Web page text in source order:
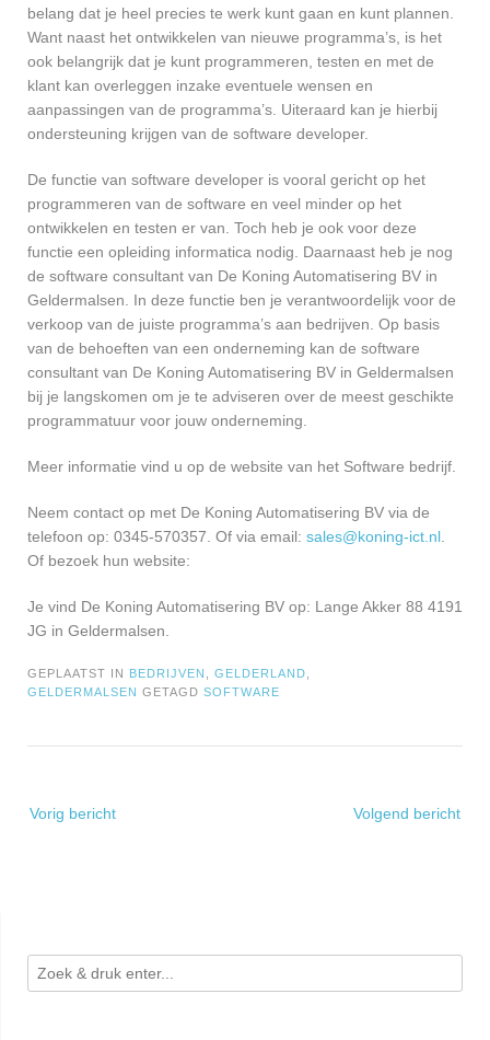
belang dat je heel precies te werk kunt gaan en kunt plannen.
Want naast het ontwikkelen van nieuwe programma’s, is het
ook belangrijk dat je kunt programmeren, testen en met de
klant kan overleggen inzake eventuele wensen en
aanpassingen van de programma’s. Uiteraard kan je hierbij
ondersteuning krijgen van de software developer.
De functie van software developer is vooral gericht op het
programmeren van de software en veel minder op het
ontwikkelen en testen er van. Toch heb je ook voor deze
functie een opleiding informatica nodig. Daarnaast heb je nog
de software consultant van De Koning Automatisering BV in
Geldermalsen. In deze functie ben je verantwoordelijk voor de
verkoop van de juiste programma’s aan bedrijven. Op basis
van de behoeften van een onderneming kan de software
consultant van De Koning Automatisering BV in Geldermalsen
bij je langskomen om je te adviseren over de meest geschikte
programmatuur voor jouw onderneming.
Meer informatie vind u op de website van het Software bedrijf.
Neem contact op met De Koning Automatisering BV via de
telefoon op: 0345-570357. Of via email: sales@koning-ict.nl
Of bezoek hun website:
Je vind De Koning Automatisering BV op: Lange Akker 88 4191
JG in Geldermalsen.
GEPLAATST IN BEDRIJVEN GELDERLAND
GELDERMALSEN GETAGD SOFTWARE
navigatie
Vorig bericht Volgend bericht